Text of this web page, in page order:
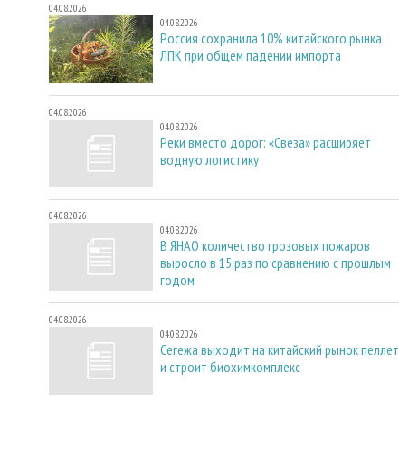
04.08.2026
04.08.2026
Россия сохранила 10% китайского рынка
ЛПК при общем падении импорта
04.08.2026
04.08.2026
Реки вместо дорог: «Свеза» расширяет
водную логистику
04.08.2026
04.08.2026
В ЯНАО количество грозовых пожаров
выросло в 15 раз по сравнению с прошлым
годом
04.08.2026
04.08.2026
Сегежа выходит на китайский рынок пеллет
и строит биохимкомплекс